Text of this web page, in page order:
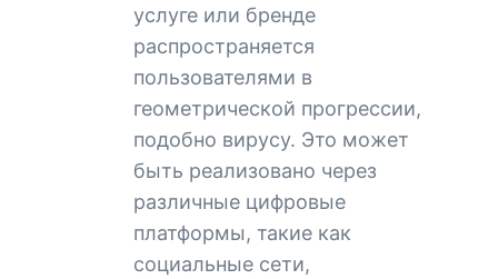
услуге или бренде
распространяется
пользователями в
геометрической прогрессии,
подобно вирусу. Это может
быть реализовано через
различные цифровые
платформы, такие как
социальные сети,